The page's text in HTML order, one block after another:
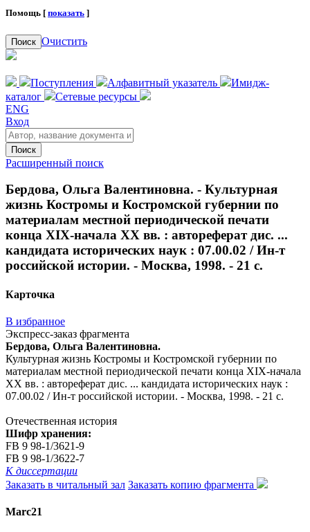
Помощь [ показать ]
Поиск Очистить
Поступления Алфавитный указатель
Имидж-
каталог
Сетевые ресурсы
ENG
Вход
Поиск
Расширенный поиск
Бердова, Ольга Валентиновна. - Культурная
жизнь Костромы и Костромской губернии по
материалам местной периодической печати
конца XIX-начала XX вв. : автореферат дис. ...
кандидата исторических наук : 07.00.02 / Ин-т
российской истории. - Москва, 1998. - 21 с.
Карточка
В избранное
Экспресс-заказ фрагмента
Бердова, Ольга Валентиновна.
Культурная жизнь Костромы и Костромской губернии по
материалам местной периодической печати конца XIX-начала
XX вв. : автореферат дис. ... кандидата исторических наук :
07.00.02 / Ин-т российской истории. - Москва, 1998. - 21 с.
Отечественная история
Шифр хранения:
FB 9 98-1/3621-9
FB 9 98-1/3622-7
К диссертации
Заказать в читальный зал Заказать копию фрагмента
Marc21